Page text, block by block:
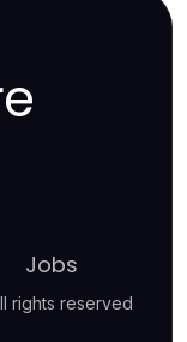
Jobs
rights reserved